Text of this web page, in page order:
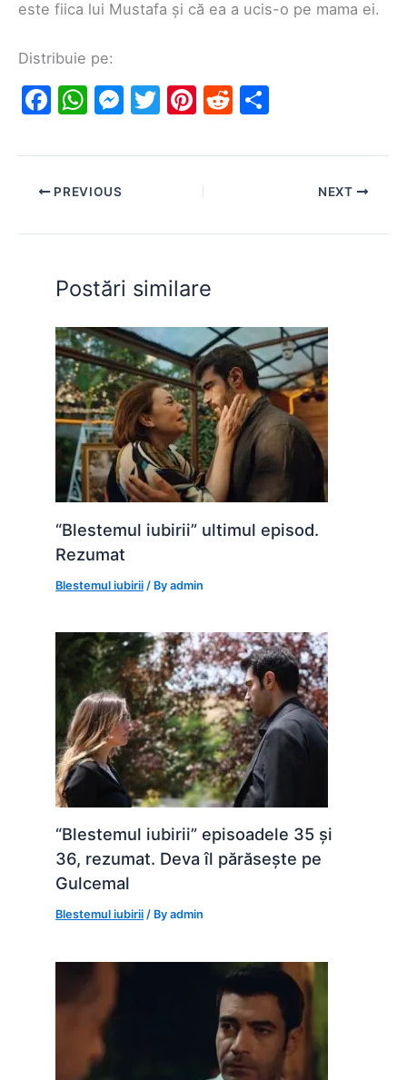
este fiica lui Mustafa și că ea a ucis-o pe mama ei.
Distribuie pe:
F
c
e
o
o
k
W
at
s
p
p
M
s
n
g
er
T
itt
Pi
er
e
R
d ar
PREVIOUS NEXT
Postări similare
“Blestemul iubirii” ultimul episod.
Rezumat
Blestemul iubirii / Byadmin
“Blestemul iubirii” episoadele 35 și
36, rezumat. Deva îl părăsește pe
Gulcemal
Blestemul iubirii / Byadmin